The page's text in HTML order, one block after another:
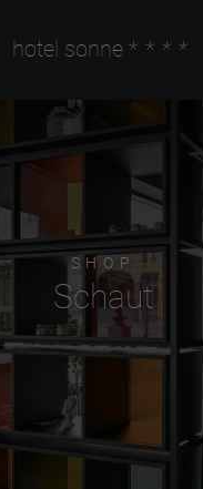
hotel sonne ****
SHOP
Schaut